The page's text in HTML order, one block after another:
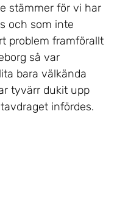
stämmer för vi har
och som inte
problem framförallt
så var
bara välkända
tyvärr dukit upp
infördes.